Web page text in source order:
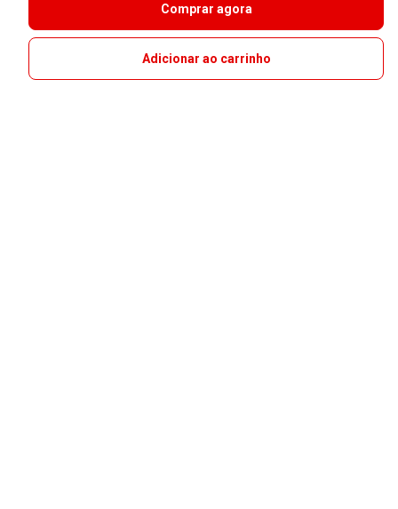
Comprar agora
Adicionar ao carrinho